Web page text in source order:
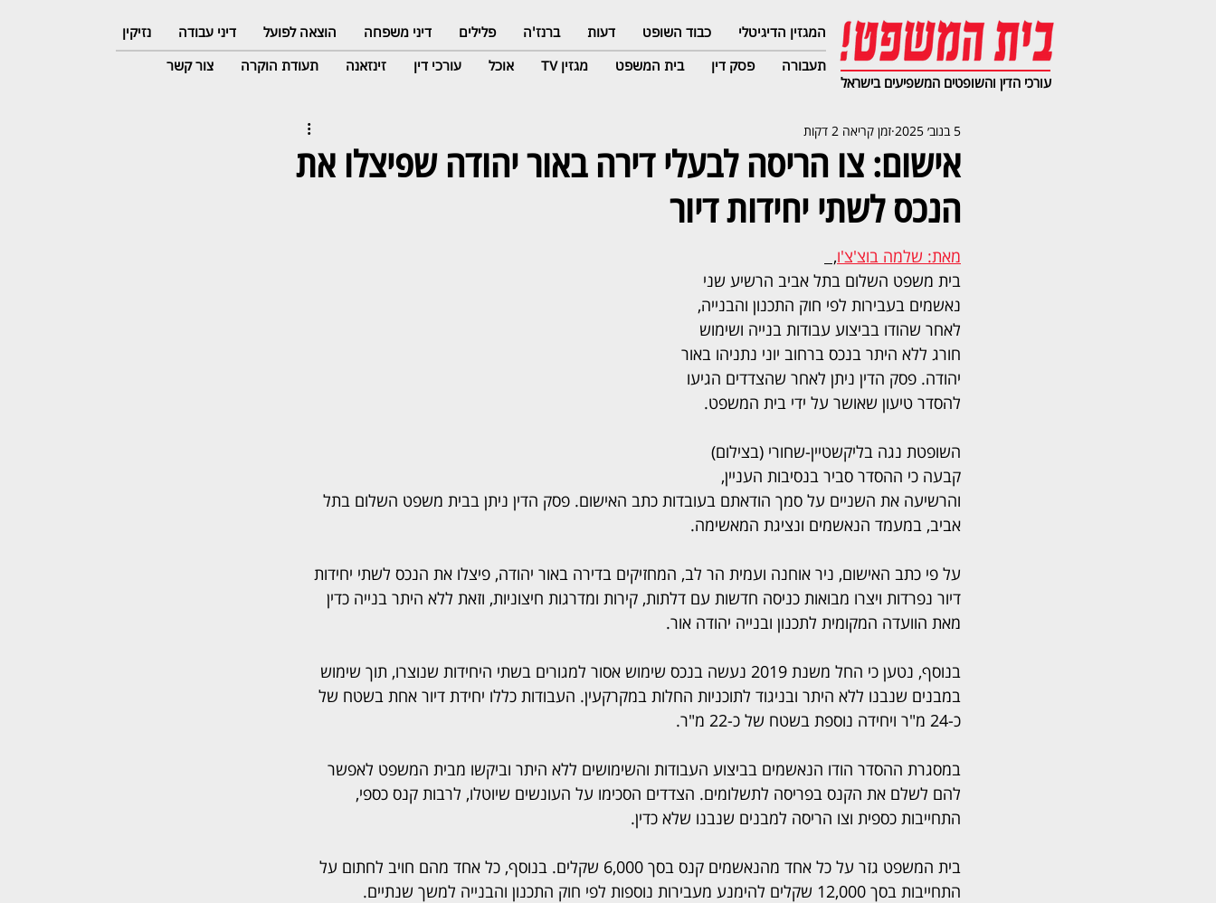
המגזין הדיגיטלי כבוד השופט דעות ברנז'ה פלילים דיני משפחה הוצאה לפועל דיני עבודה
נזיקין
תעבורה
פסק דין בית המשפט מגזין TV אוכל עורכי דין זינזאנה תעודת הוקרה צור קשר
עורכי הדין והשופטים המשפיעים בישראל
אישום: צו הריסה לבעלי דירה באור יהודה שפיצלו את
הנכס לשתי יחידות דיור
5 בנוב׳ 2025 זמן קריאה 2 דקות
מאת: שלמה בוצ'צ'ו,
בית משפט השלום בתל אביב הרשיע שני
נאשמים בעבירות לפי חוק התכנון והבנייה,
לאחר שהודו בביצוע עבודות בנייה ושימוש
חורג ללא היתר בנכס ברחוב יוני נתניהו באור
יהודה. פסק הדין ניתן לאחר שהצדדים הגיעו
להסדר טיעון שאושר על ידי בית המשפט.
השופטת נגה בליקשטיין-שחורי (בצילום)
קבעה כי ההסדר סביר בנסיבות העניין,
והרשיעה את השניים על סמך הודאתם בעובדות כתב האישום. פסק הדין ניתן בבית משפט השלום בתל
אביב, במעמד הנאשמים ונציגת המאשימה.
על פי כתב האישום, ניר אוחנה ועמית הר לב, המחזיקים בדירה באור יהודה, פיצלו את הנכס לשתי יחידות
דיור נפרדות ויצרו מבואות כניסה חדשות עם דלתות, קירות ומדרגות חיצוניות, וזאת ללא היתר בנייה כדין
מאת הוועדה המקומית לתכנון ובנייה יהודה אור.
בנוסף, נטען כי החל משנת 2019 נעשה בנכס שימוש אסור למגורים בשתי היחידות שנוצרו, תוך שימוש
במבנים שנבנו ללא היתר ובניגוד לתוכניות החלות במקרקעין. העבודות כללו יחידת דיור אחת בשטח של
כ-24 מ"ר ויחידה נוספת בשטח של כ-22 מ"ר.
במסגרת ההסדר הודו הנאשמים בביצוע העבודות והשימושים ללא היתר וביקשו מבית המשפט לאפשר
להם לשלם את הקנס בפריסה לתשלומים. הצדדים הסכימו על העונשים שיוטלו, לרבות קנס כספי,
התחייבות כספית וצו הריסה למבנים שנבנו שלא כדין.
בית המשפט גזר על כל אחד מהנאשמים קנס בסך 6,000 שקלים. בנוסף, כל אחד מהם חויב לחתום על
התחייבות בסך 12,000 שקלים להימנע מעבירות נוספות לפי חוק התכנון והבנייה למשך שנתיים.